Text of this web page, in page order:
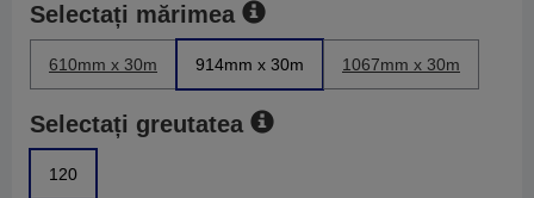
Selectați mărimea
610mm x 30m 914mm x 30m 1067mm x 30m
Selectați greutatea
120